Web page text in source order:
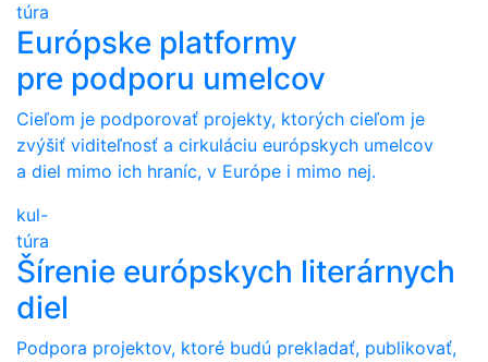
túra
Európske platformy
pre podporu umelcov
Cieľom je podporovať projekty, ktorých cieľom je
zvýšiť viditeľnosť a cirkuláciu európskych umelcov
a diel mimo ich hraníc, v Európe i mimo nej.
kul-
túra
Šírenie európskych literárnych
diel
Podpora projektov, ktoré budú prekladať, publikovať,